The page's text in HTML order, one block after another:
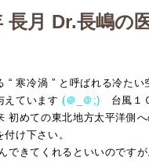
長月 Dr.長嶋の
寒冷渦 ” と呼ばれる冷たい
えています(＠_＠;) 台風１
初めての東北地方太平洋側
け下さい。
きてくれるといいのですが